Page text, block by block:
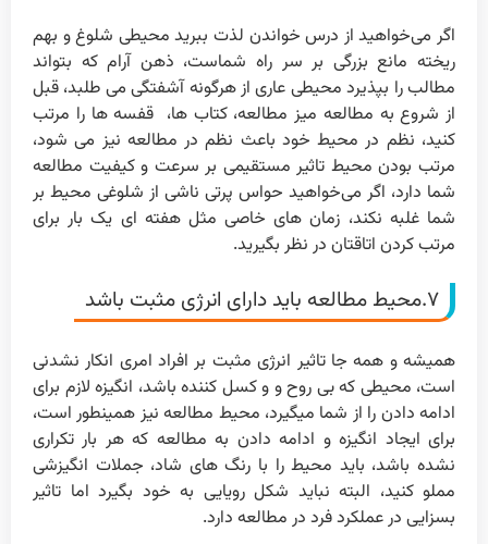
اگر می‌خواهید از درس خواندن لذت ببرید محیطی شلوغ و بهم
ریخته مانع بزرگی بر سر راه شماست، ذهن آرام که بتواند
مطالب را بپذیرد محیطی عاری از هرگونه آشفتگی می طلبد، قبل
از شروع به مطالعه میز مطالعه، کتاب ها، قفسه ها را مرتب
کنید، نظم در محیط خود باعث نظم در مطالعه نیز می شود،
مرتب بودن محیط تاثیر مستقیمی بر سرعت و کیفیت مطالعه
شما دارد، اگر می‌خواهید حواس پرتی ناشی از شلوغی محیط بر
شما غلبه نکند، زمان های خاصی مثل هفته ای یک بار برای
مرتب کردن اتاقتان در نظر بگیرید.
۷.محیط مطالعه باید دارای انرژی مثبت باشد
همیشه و همه جا تاثیر انرژی مثبت بر افراد امری انکار نشدنی
است، محیطی که بی روح و و کسل کننده باشد، انگیزه لازم برای
ادامه دادن را از شما میگیرد، محیط مطالعه نیز همینطور است،
برای ایجاد انگیزه و ادامه دادن به مطالعه که هر بار تکراری
نشده باشد، باید محیط را با رنگ های شاد، جملات انگیزشی
مملو کنید، البته نباید شکل رویایی به خود بگیرد اما تاثیر
بسزایی در عملکرد فرد در مطالعه دارد.